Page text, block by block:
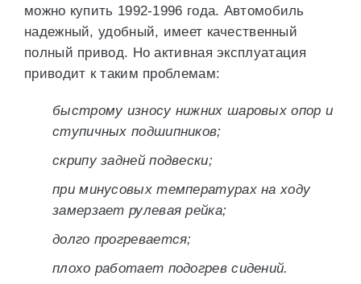
можно купить 1992-1996 года. Автомобиль
надежный, удобный, имеет качественный
полный привод. Но активная эксплуатация
приводит к таким проблемам:
быстрому износу нижних шаровых опор и
ступичных подшипников;
скрипу задней подвески;
при минусовых температурах на ходу
замерзает рулевая рейка;
долго прогревается;
плохо работает подогрев сидений.